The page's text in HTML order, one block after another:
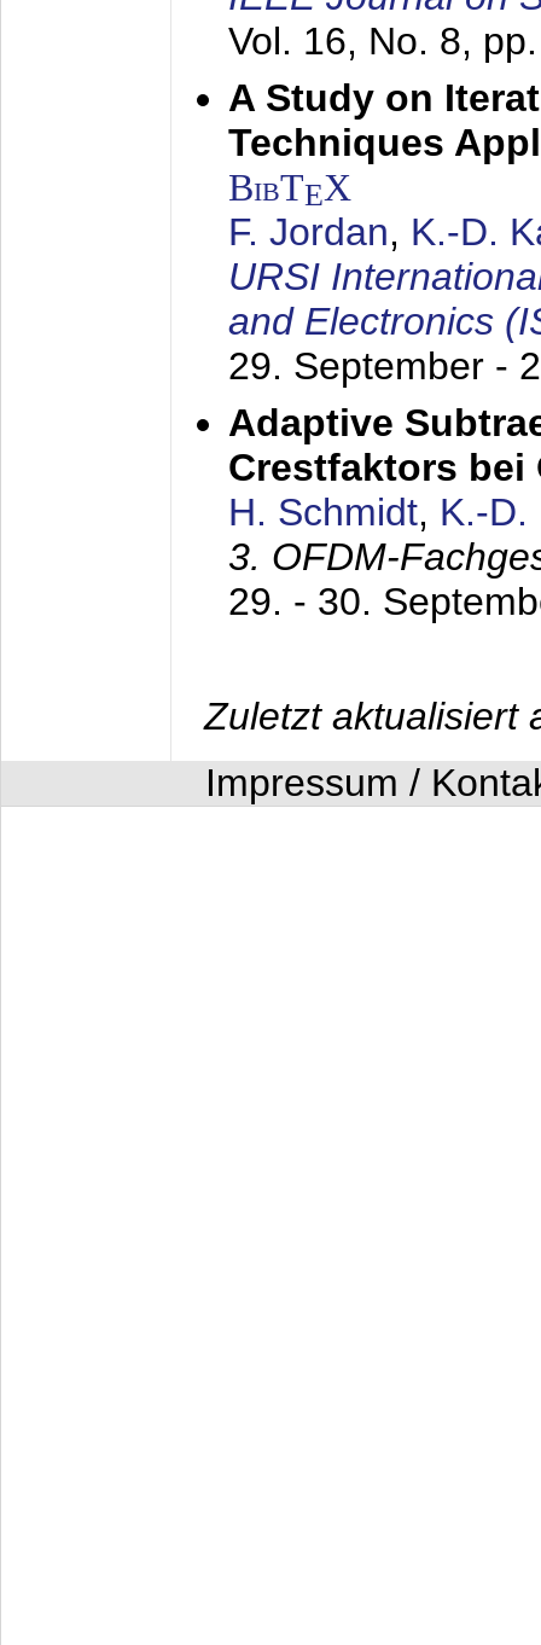
Vol. 16, No. 8,
A Study on
Techniques
BibTEX
F. Jordan, K.-D.
URSI
and Electronics
29. September -
Adaptive
Crestfaktors bei
H. Schmidt, K.-D.
3. OFDM-
29. - 30.
Zuletzt aktualisiert
Impressum /